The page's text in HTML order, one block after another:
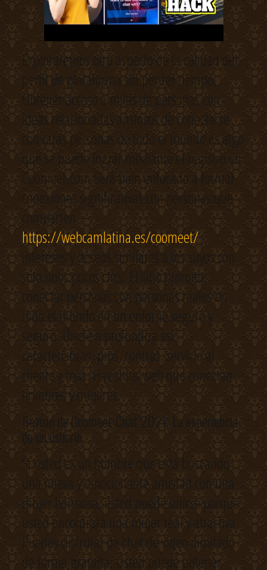
Exploraremos otro aspecto de la calidad del
perfil de plataforma sin perder tiempo.
Obtener acceso a miles de personas con
ideas relacionadas ansiosos de conectarse
con otras personas de todo el mundo es algo
que se puede lograr mediante el registro en
Coomeet.com Será bien enfocado a formar
conexiones significativas con personas que
comparten
https://webcamlatina.es/coomeet/
intereses y deseos similares a los suyos con
sólo unos pocos clics. El sitio promete
conectar personas con personas reales en
todo el mundo en un entorno seguro y
seguro. Únete o profundiza así
características, pros, contras, servicio al
cliente y más. Hay sitios web que conectan
hombres y mujeres.
Revisin de Coomeet Chat 2021: La experiencia
de un usuario
Si usted es un hombre que está buscando
una nueva y emocionante amistad con una
mujer hermosa, usted puede unirse porque
usted encontrará una mujer real y atractiva.
Puedes disfrutar de chat de vídeo ilimitado
de forma gratuita. Usted puede obtener